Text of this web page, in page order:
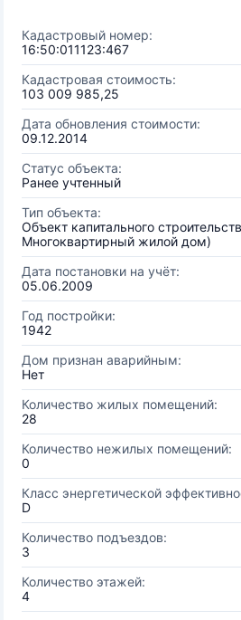
Кадастровый номер:
16:50:011123:467
Кадастровая стоимость:
103 009 985,25
Дата обновления стоимости:
09.12.2014
Статус объекта:
Ранее учтенный
Тип объекта:
Объект капитального
Многоквартирный жилой дом)
Дата постановки на учёт:
05.06.2009
Год постройки:
1942
Дом признан аварийным:
Нет
Количество жилых помещений:
28
Количество нежилых помещений:
0
Класс энергетической
D
Количество подъездов:
3
Количество этажей:
4